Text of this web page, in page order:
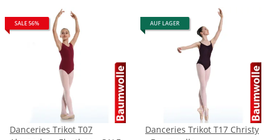
SALE 56%
Danceries Trikot T07
AUF LAGER
Danceries Trikot T17 Christy